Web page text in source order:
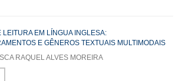
LEITURA EM LÍNGUA INGLESA:
E GÊNEROS TEXTUAIS MULTIMODAIS
RAQUEL ALVES MOREIRA